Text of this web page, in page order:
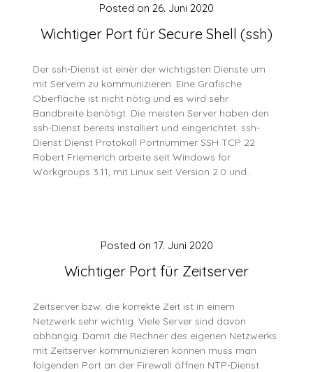
Wichtiger Port für Secure Shell (ssh)
Posted on 26. Juni 2020
Der ssh-Dienst ist einer der wichtigsten Dienste um
mit Servern zu kommunizieren. Eine Grafische
Oberfläche ist nicht nötig und es wird sehr
Bandbreite benötigt. Die meisten Server haben den
ssh-Dienst bereits installiert und eingerichtet. ssh-
Dienst Dienst Protokoll Portnummer SSH TCP 22
Robert FriemerIch arbeite seit Windows for
Workgroups 3.11, mit Linux seit Version 2.0 und…
Wichtiger Port für Zeitserver
Posted on 17. Juni 2020
Zeitserver bzw. die korrekte Zeit ist in einem
Netzwerk sehr wichtig. Viele Server sind davon
abhängig. Damit die Rechner des eigenen Netzwerks
mit Zeitserver kommunizieren können muss man
folgenden Port an der Firewall öffnen NTP-Dienst